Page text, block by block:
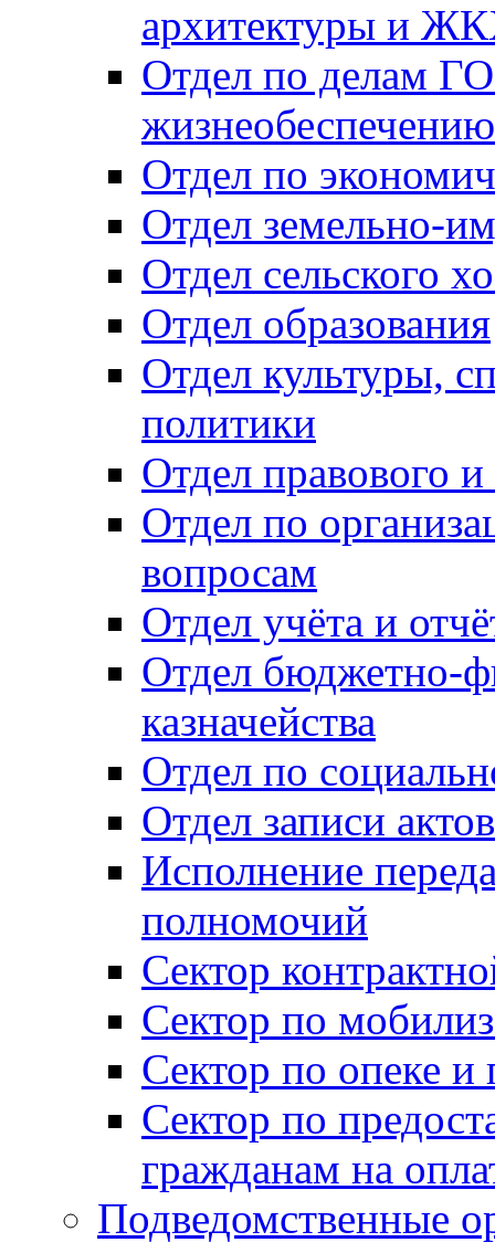
архитектуры и
Отдел по делам
Отдел по
Отдел земельно-
Отдел сельского
Отдел образования
Отдел культуры,
политики
Отдел правового
Отдел по
вопросам
Отдел учёта и
Отдел бюджетно-
казначейства
Отдел по
Отдел записи
Исполнение
полномочий
Сектор
Сектор по
Сектор по опеке и
Сектор по
гражданам на
Подведомственные